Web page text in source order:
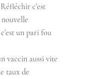
c’est
nouvelle
un pari fou
vaccin aussi vite
taux de